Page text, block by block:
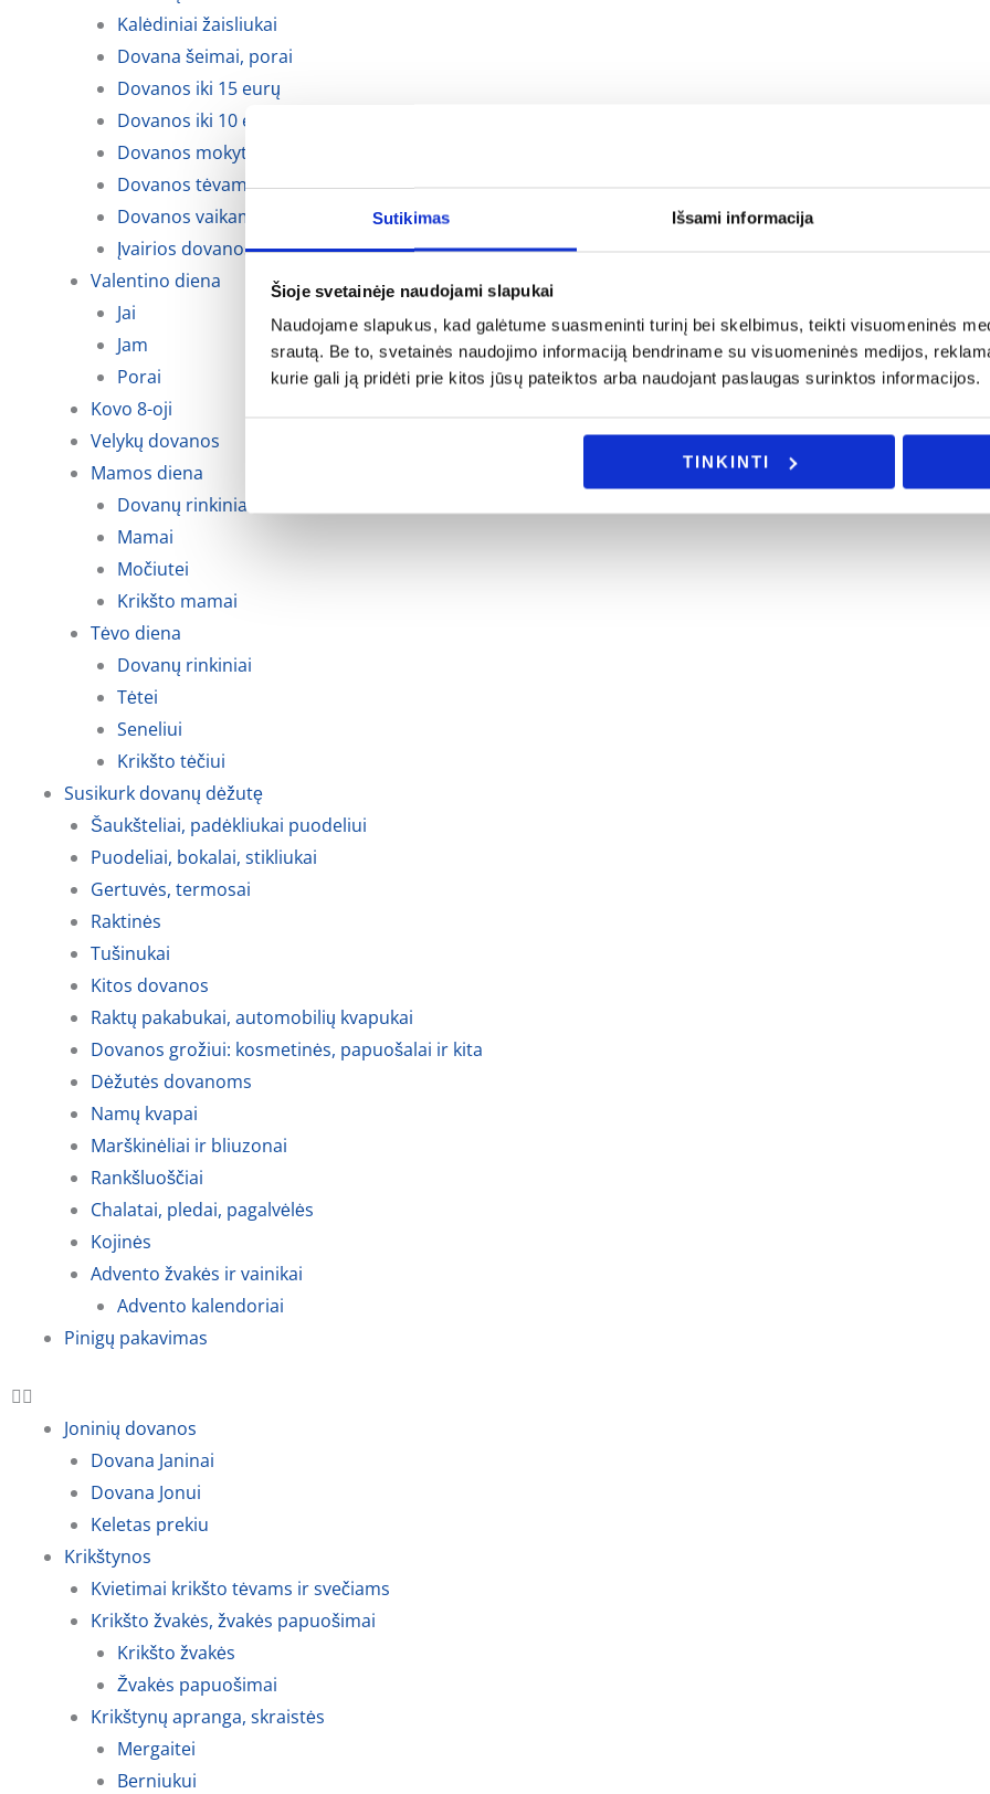
Sutikimas Išsami informacija
Šioje svetainėje naudojami slapukai
Naudojame slapukus, kad galėtume suasmeninti turinį bei skelbimus, teikti visuomeninės
srautą. Be to, svetainės naudojimo informaciją bendriname su visuomeninės medijos,
kurie gali ją pridėti prie kitos jūsų pateiktos arba naudojant paslaugas surinktos informacijos.
TINKINTI
Kalėdiniai žaisliukai
Dovana šeimai, porai
Dovanos iki 15 eurų
Dovanos iki 10 eurų
Dovanos mokytojoms, auklėtojoms
Dovanos tėvams, krikšto tėvams ir seneliams
Dovanos vaikams
Įvairios dovanos kalėdoms
Valentino diena
Jai
Jam
Porai
Kovo 8-oji
Velykų dovanos
Mamos diena
Dovanų rinkiniai
Mamai
Močiutei
Krikšto mamai
Tėvo diena
Dovanų rinkiniai
Tėtei
Seneliui
Krikšto tėčiui
Susikurk dovanų dėžutę
Šaukšteliai, padėkliukai puodeliui
Puodeliai, bokalai, stikliukai
Gertuvės, termosai
Raktinės
Tušinukai
Kitos dovanos
Raktų pakabukai, automobilių kvapukai
Dovanos grožiui: kosmetinės, papuošalai ir kita
Dėžutės dovanoms
Namų kvapai
Marškinėliai ir bliuzonai
Rankšluoščiai
Chalatai, pledai, pagalvėlės
Kojinės
Advento žvakės ir vainikai
Advento kalendoriai
Pinigų pakavimas
Joninių dovanos
Dovana Janinai
Dovana Jonui
Keletas prekiu
Krikštynos
Kvietimai krikšto tėvams ir svečiams
Krikšto žvakės, žvakės papuošimai
Krikšto žvakės
Žvakės papuošimai
Krikštynų apranga, skraistės
Mergaitei
Berniukui